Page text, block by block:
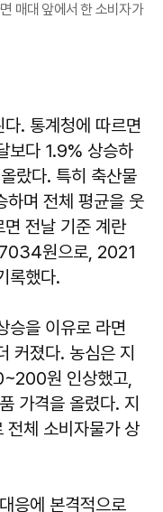
매대 앞에서 한 소비자가
. 통계청에 따르면
보다 1.9% 상승하
랐다. 특히 축산물
며 전체 평균을 웃
전날 기준 계란
원으로, 2021
록했다.
승을 이유로 라면
커졌다. 농심은 지
원 인상했고,
가격을 올렸다. 지
체 소비자물가 상
응에 본격적으로